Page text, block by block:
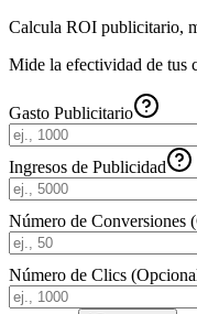
Calcula ROI publicitario,
Mide la efectividad de tus
Gasto Publicitario
Ingresos de Publicidad
Número de Conversiones
Número de Clics